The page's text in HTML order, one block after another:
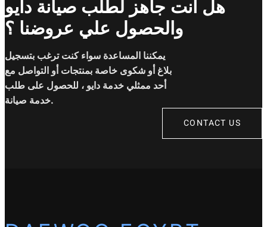
هل انت جاهز لطلب صيانة دايو
والحصول علي عروضنا ؟
يمكننا المساعدة سواء كنت ترغب بتسجيل
بلاغ أو شكوى خاصة بمنتجات أو التواصل مع
أحد ممثلي خدمة دايو ، للحصول على طلب
خدمة صيانة.
CONTACT US